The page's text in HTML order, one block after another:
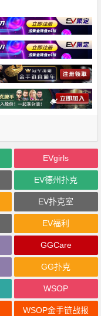
EVgirls
EV德州扑克
EV扑克室
EV福利
GGCare
GG扑克
WSOP
WSOP金手链战报